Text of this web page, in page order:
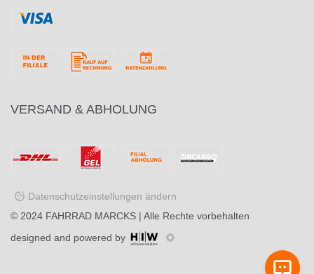
VERSAND & ABHOLUNG
Datenschutzeinstellungen ändern
© 2024 FAHRRAD MARCKS | Alle Rechte vorbehalten
designed and powered by